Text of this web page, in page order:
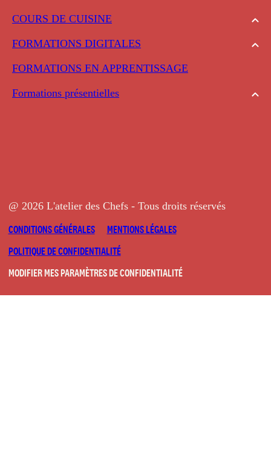
COURS DE CUISINE
FORMATIONS DIGITALES
FORMATIONS EN APPRENTISSAGE
Formations présentielles
@ 2026 L'atelier des Chefs - Tous droits réservés
CONDITIONS GÉNÉRALES
MENTIONS LÉGALES
POLITIQUE DE CONFIDENTIALITÉ
MODIFIER MES PARAMÈTRES DE CONFIDENTIALITÉ